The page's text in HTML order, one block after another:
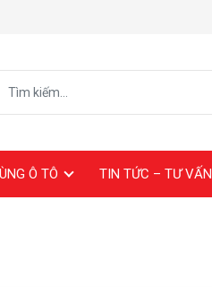
Ô TÔ TIN TỨC – TƯ VẤN